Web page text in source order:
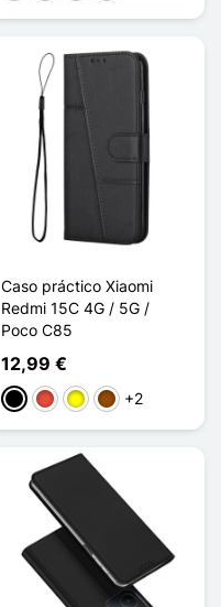
Caso práctico Xiaomi
Redmi 15C 4G / 5G /
Poco C85
12,99 €
NegroRojoAmarilloMarrón
+2